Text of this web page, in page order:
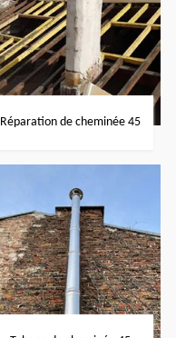
Réparation de cheminée 45